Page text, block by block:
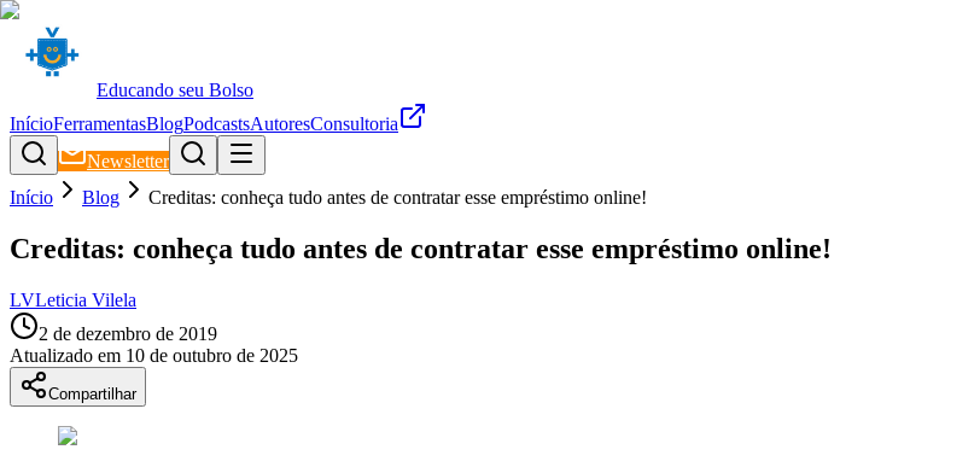
Educando seu Bolso
InícioFerramentasBlogPodcastsAutoresConsultoria
Newsletter
Início
Blog Creditas: conheça tudo antes de contratar esse empréstimo online!
Creditas: conheça tudo antes de contratar esse empréstimo online!
LVLeticia Vilela
2 de dezembro de 2019
Atualizado em 10 de outubro de 2025
Compartilhar